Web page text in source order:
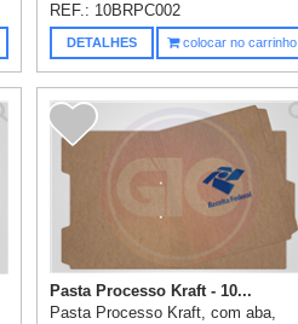
REF.: 10BRPC002
DETALHES colocar no carrinho
Pasta Processo Kraft - 10...
Pasta Processo Kraft, com aba,